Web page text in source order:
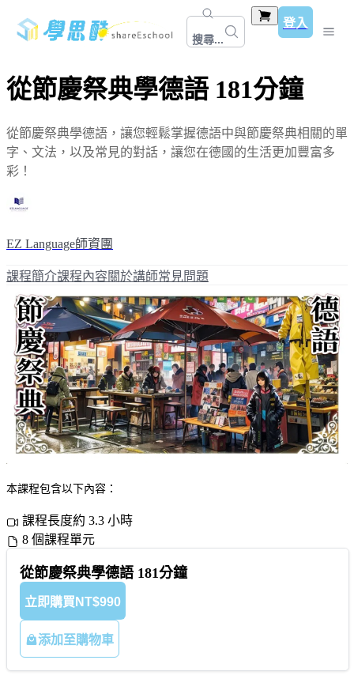
搜尋...
登入
從節慶祭典學德語 181分鐘
從節慶祭典學德語，讓您輕鬆掌握德語中與節慶祭典相關的單
字、文法，以及常見的對話，讓您在德國的生活更加豐富多
彩！
EZ Language師資團
課程簡介課程內容關於講師常見問題
本課程包含以下內容：
課程長度約 3.3 小時
8 個課程單元
從節慶祭典學德語 181分鐘
立即購買 NT$990
添加至購物車